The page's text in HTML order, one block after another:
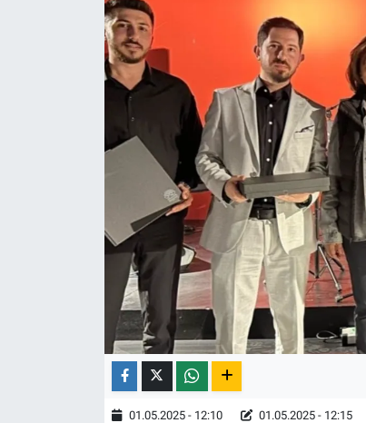
01.05.2025 - 12:10 01.05.2025 - 12:15
Röportaj
Video Galeri